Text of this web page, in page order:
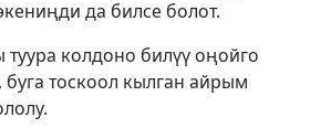
да билсе болот.
туура колдоно билүү оңойго
буга тоскоол кылган айрым